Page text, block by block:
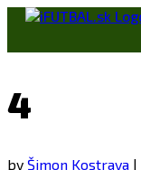
Skip
content
4
by Šimon Kostrava |